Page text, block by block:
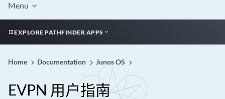
Menu
EXPLORE PATHFINDER APPS
Home Documentation Junos OS
EVPN 用户指南